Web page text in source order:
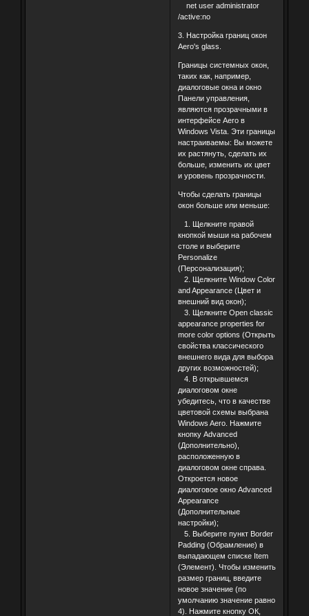
net user administrator
/active:no
3. Настройка границ окон
Aero's glass.
Границы системных окон,
таких как, например,
диалоговые окна и окно
Панели управления,
являются прозрачными в
интерфейсе Aero в
Windows Vista. Эти границы
настраиваемы: Вы можете
их растянуть, сделать их
больше, изменить их цвет
и уровень прозрачности.
Чтобы сделать границы
окон больше или меньше:
1. Щелкните правой
кнопкой мыши на рабочем
столе и выберите
Personalize
(Персонализация);
2. Щелкните Window Color
and Appearance (Цвет и
внешний вид окон);
3. Щелкните Open classic
appearance properties for
more color options (Открыть
свойства классического
внешнего вида для выбора
других возможностей);
4. В открывшемся
диалоговом окне
убедитесь, что в качестве
цветовой схемы выбрана
Windows Aero. Нажмите
кнопку Advanced
(Дополнительно),
расположенную в
диалоговом окне справа.
Откроется новое
диалоговое окно Advanced
Appearance
(Дополнительные
настройки);
5. Выберите пункт Border
Padding (Обрамление) в
выпадающем списке Item
(Элемент). Чтобы изменить
размер границ, введите
новое значение (по
умолчанию значение равно
4). Нажмите кнопку ОК,